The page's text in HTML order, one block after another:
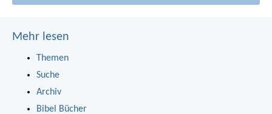
Mehr lesen
Themen
Suche
Archiv
Bibel Bücher